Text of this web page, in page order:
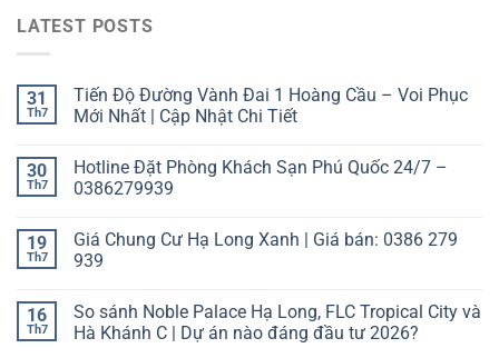
LATEST POSTS
31
Th7
Tiến Độ Đường Vành Đai 1 Hoàng Cầu – Voi Phục
Mới Nhất | Cập Nhật Chi Tiết
30
Th7
Hotline Đặt Phòng Khách Sạn Phú Quốc 24/7 –
0386279939
19
Th7
Giá Chung Cư Hạ Long Xanh | Giá bán: 0386 279
939
16
Th7
So sánh Noble Palace Hạ Long, FLC Tropical City và
Hà Khánh C | Dự án nào đáng đầu tư 2026?